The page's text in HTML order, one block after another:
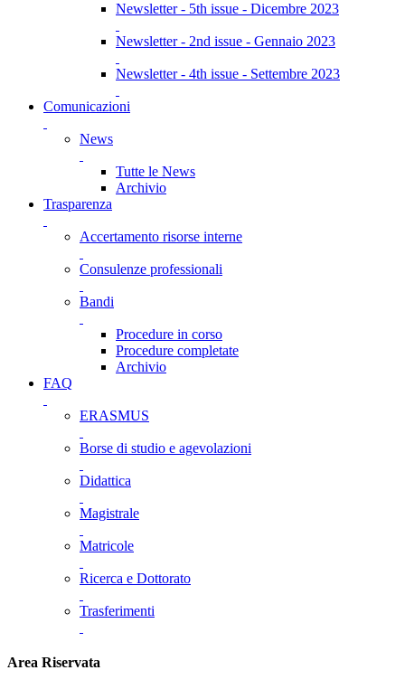
Newsletter - 5th issue - Dicembre 2023
Newsletter - 2nd issue - Gennaio 2023
Newsletter - 4th issue - Settembre 2023
Comunicazioni
News
Tutte le News
Archivio
Trasparenza
Accertamento risorse interne
Consulenze professionali
Bandi
Procedure in corso
Procedure completate
Archivio
FAQ
ERASMUS
Borse di studio e agevolazioni
Didattica
Magistrale
Matricole
Ricerca e Dottorato
Trasferimenti
Area Riservata